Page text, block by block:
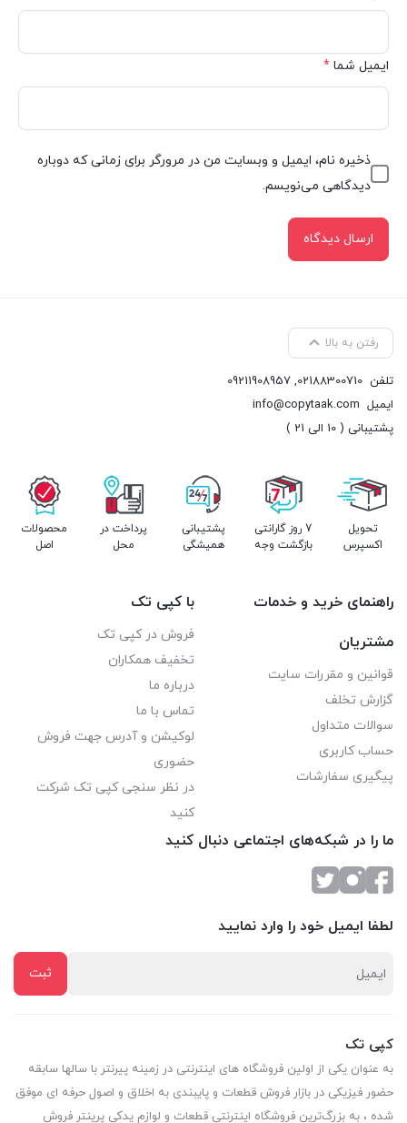
ایمیل شما *
ذخیره نام، ایمیل و وبسایت من در مرورگر برای زمانی که دوباره
دیدگاهی می‌نویسم.
رفتن به بالا
تلفن 02188300710
,
09211908957
ایمیل info@copytaak.com
پشتیبانی ( 10 الی 21 )
تحویل
اکسپرس
7 روز گارانتی
بازگشت وجه
پشتیبانی
همیشگی
پرداخت در
محل
محصولات
اصل
راهنمای خرید و خدمات
مشتریان
قوانین و مقررات سایت
گزارش تخلف
سوالات متداول
حساب کاربری
پیگیری سفارشات
با کپی تک
فروش در کپی تک
تخفیف همکاران
درباره ما
تماس با ما
لوکیشن و آدرس جهت فروش
حضوری
در نظر سنجی کپی تک شرکت
کنید
ما را در شبکه‌های اجتماعی دنبال کنید
لطفا ایمیل خود را وارد نمایید
کپی تک
به عنوان یکی از اولین فروشگاه های اینترنتی در زمینه پیرنتر با سالها سابقه
حضور فیزیکی در بازار فروش قطعات و پایبندی به اخلاق و اصول حرفه ای موفق
شده ، به بزرگ‌ترین فروشگاه اینترنتی قطعات و لوازم یدکی پرینتر فروش